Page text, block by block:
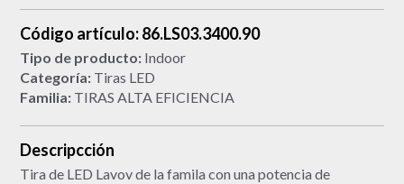
Código artículo: 86.LS03.3400.90
Tipo de producto: Indoor
Categoría: Tiras LED
Familia: TIRAS ALTA EFICIENCIA
Descripcción
Tira de LED Lavov de la famila con una potencia de